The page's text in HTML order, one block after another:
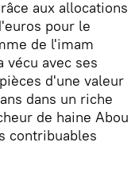
aux allocations
pour le
de l'imam
vécu avec ses
d'une valeur
dans un riche
de haine Abou
contribuables